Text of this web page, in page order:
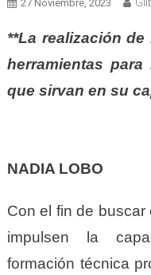
27 Noviembre, 2023
**La realización
herramientas
que sirvan en su
NADIA LOBO
Con el fin de
impulsen la
formación técnica